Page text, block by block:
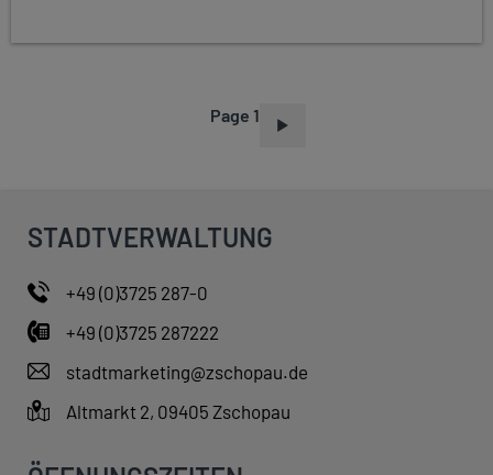
Page 1
STADTVERWALTUNG
+49 (0)3725 287-0
+49 (0)3725 287222
stadtmarketing@zschopau.de
Altmarkt 2, 09405 Zschopau